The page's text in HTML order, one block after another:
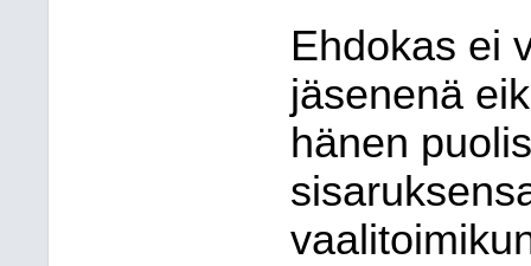
Ehdokas ei
jäsenenä
hänen